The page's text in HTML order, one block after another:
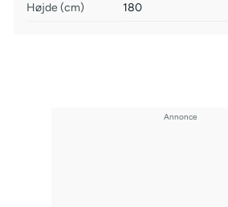
Højde (cm)
180